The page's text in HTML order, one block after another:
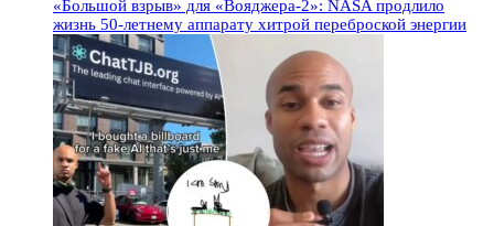
«Большой взрыв» для «Вояджера-2»: NASA продлило
жизнь 50-летнему аппарату хитрой переброской энергии